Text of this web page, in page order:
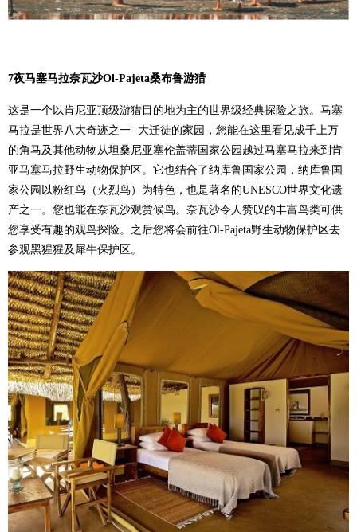
7夜马塞马拉奈瓦沙Ol-Pajeta桑布鲁游猎
这是一个以肯尼亚顶级游猎目的地为主的世界级经典探险之旅。马塞
马拉是世界八大奇迹之一- 大迁徒的家园，您能在这里看见成千上万
的角马及其他动物从坦桑尼亚塞伦盖蒂国家公园越过马塞马拉来到肯
亚马塞马拉野生动物保护区。它也结合了纳库鲁国家公园，纳库鲁国
家公园以粉红鸟（火烈鸟）为特色，也是著名的UNESCO世界文化遗
产之一。您也能在奈瓦沙观赏候鸟。奈瓦沙令人赞叹的丰富鸟类可供
您享受有趣的观鸟探险。之后您将会前往Ol-Pajeta野生动物保护区去
参观黑猩猩及犀牛保护区。